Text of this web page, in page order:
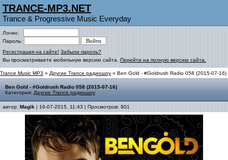
TRANCE-MP3.NET
Trance & Progressive Music Everyday
Логин:
Пароль:
Регистрация на сайте! Забыли пароль?
Вы просматриваете мобильную версию сайта. Перейти на полную версию сайта.
Trance Music MP3 » Другие Trance радиошоу » Ben Gold - #Goldrush Radio 058 (2015-07-16)
Ben Gold - #Goldrush Radio 058 (2015-07-16)
Категория: Другие Trance радиошоу
автор: Magik | 16-07-2015, 11:43 | Просмотров: 901